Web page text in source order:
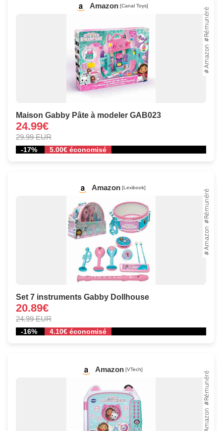
Amazon [Canal Toys]
Maison Gabby Pâte à modeler GAB023
24.99€
29.99 EUR
-17% 5.00€ économisé
Amazon [Lexibook]
Set 7 instruments Gabby Dollhouse
20.89€
24.99 EUR
-16% 4.10€ économisé
Amazon [VTech]